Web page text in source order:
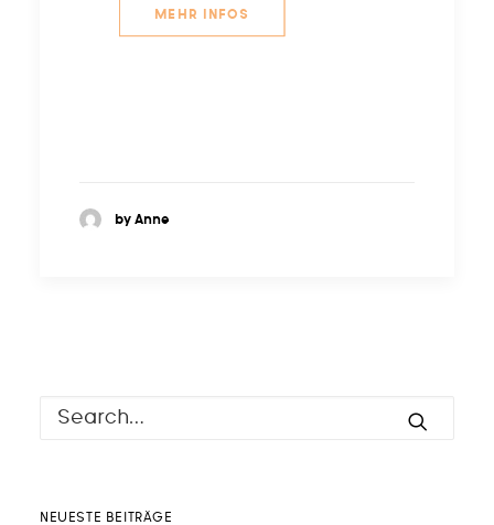
MEHR INFOS
by Anne
NEUESTE BEITRÄGE